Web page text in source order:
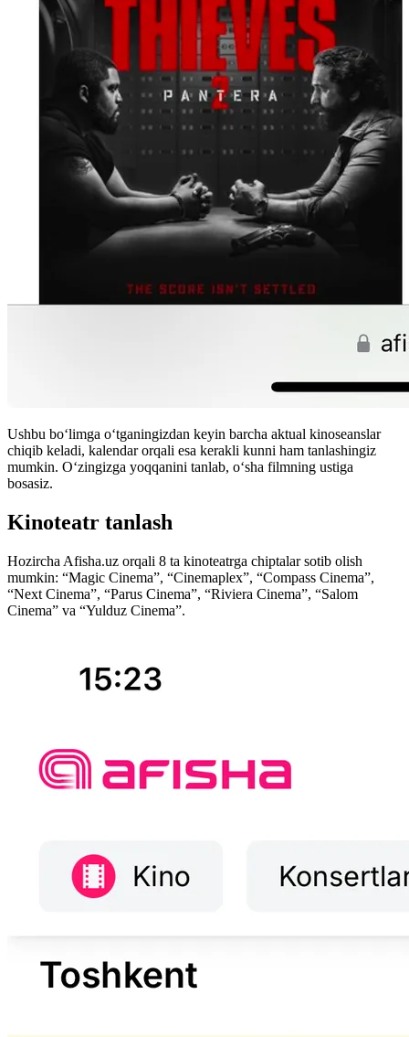
Ushbu boʻlimga oʻtganingizdan keyin barcha aktual kinoseanslar
chiqib keladi, kalendar orqali esa kerakli kunni ham tanlashingiz
mumkin. Oʻzingizga yoqqanini tanlab, oʻsha filmning ustiga
bosasiz.
Kinoteatr tanlash
Hozircha Afisha.uz orqali 8 ta kinoteatrga chiptalar sotib olish
mumkin: “Magic Cinema”, “Cinemaplex”, “Compass Cinema”,
“Next Cinema”, “Parus Cinema”, “Riviera Cinema”, “Salom
Cinema” va “Yulduz Cinema”.